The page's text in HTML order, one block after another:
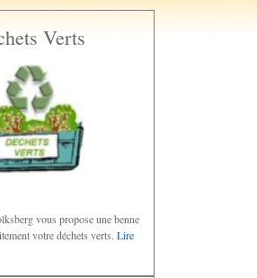
Verts
vous propose une benne
votre déchets verts. Lire